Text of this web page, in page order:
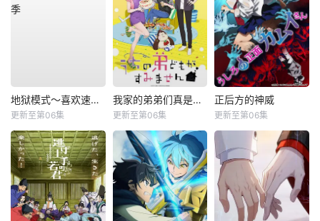
地狱模式～喜欢速通游戏的玩家在废设定异世界无双～第二季
更新至第06集
我家的弟弟们真是让您费心了
更新至第06集
正后方的神威
更新至第06集